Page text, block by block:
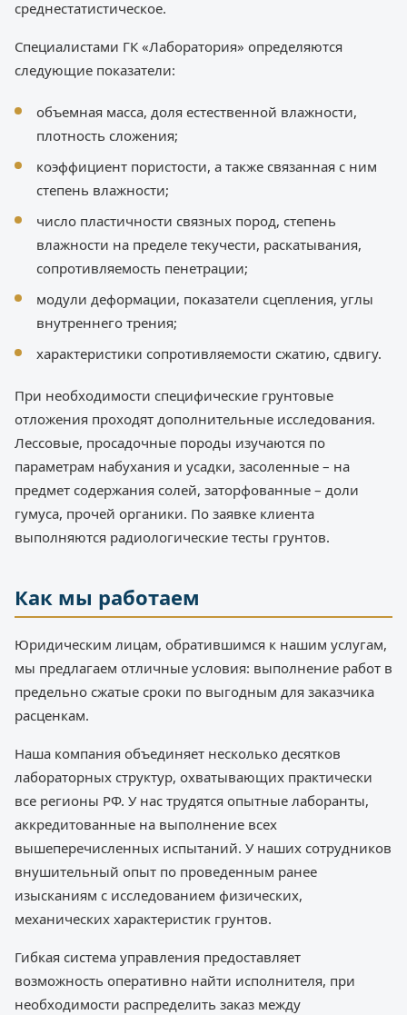
среднестатистическое.
Специалистами ГК «Лаборатория» определяются
следующие показатели:
объемная масса, доля естественной влажности,
плотность сложения;
коэффициент пористости, а также связанная с ним
степень влажности;
число пластичности связных пород, степень
влажности на пределе текучести, раскатывания,
сопротивляемость пенетрации;
модули деформации, показатели сцепления, углы
внутреннего трения;
характеристики сопротивляемости сжатию, сдвигу.
При необходимости специфические грунтовые
отложения проходят дополнительные исследования.
Лессовые, просадочные породы изучаются по
параметрам набухания и усадки, засоленные – на
предмет содержания солей, заторфованные – доли
гумуса, прочей органики. По заявке клиента
выполняются радиологические тесты грунтов.
Как мы работаем
Юридическим лицам, обратившимся к нашим услугам,
мы предлагаем отличные условия: выполнение работ в
предельно сжатые сроки по выгодным для заказчика
расценкам.
Наша компания объединяет несколько десятков
лабораторных структур, охватывающих практически
все регионы РФ. У нас трудятся опытные лаборанты,
аккредитованные на выполнение всех
вышеперечисленных испытаний. У наших сотрудников
внушительный опыт по проведенным ранее
изысканиям с исследованием физических,
механических характеристик грунтов.
Гибкая система управления предоставляет
возможность оперативно найти исполнителя, при
необходимости распределить заказ между